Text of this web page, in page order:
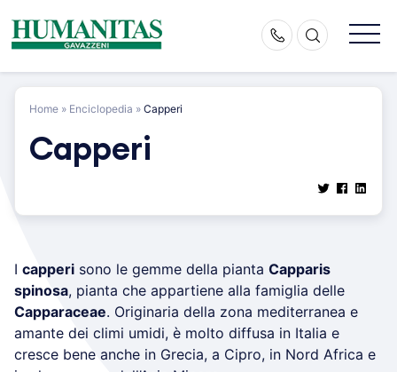
content
Home » Enciclopedia » Capperi
Capperi
I capperi sono le gemme della pianta Capparis
spinosa, pianta che appartiene alla famiglia delle
Capparaceae. Originaria della zona mediterranea e
amante dei climi umidi, è molto diffusa in Italia e
cresce bene anche in Grecia, a Cipro, in Nord Africa e